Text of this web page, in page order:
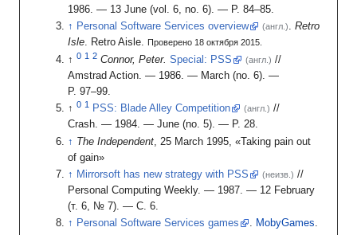
1986. — 13 June (vol. 6,no. 6). — P. 84–85.
Personal Software Services overview
(англ.). Retro
Isle. Retro Aisle. Проверено 18 октября 2015.
Connor, Peter. Special: PSS (англ.) //
Amstrad Action. — 1986. — March (no. 6). —
P. 97–99.
PSS: Blade Alley Competition
(англ.) //
Crash. — 1984. — June (no. 5). — P. 28.
The Independent , 25 March 1995, «Taking pain out
of gain»
Mirrorsoft has new strategy with PSS
(неизв.) //
Personal Computing Weekly. — 1987. — 12 February
(т. 6 № 7). —С. 6
Personal Software Services games
. MobyGames.